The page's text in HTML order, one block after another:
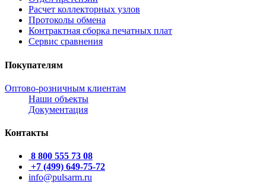
Расчет коллекторных узлов
Протоколы обмена
Контрактная сборка печатных плат
Сервис сравнения
Покупателям
Оптово-розничным клиентам
Наши объекты
Документация
Контакты
8 800 555 73 08
+7 (499) 649-75-72
info@pulsarm.ru